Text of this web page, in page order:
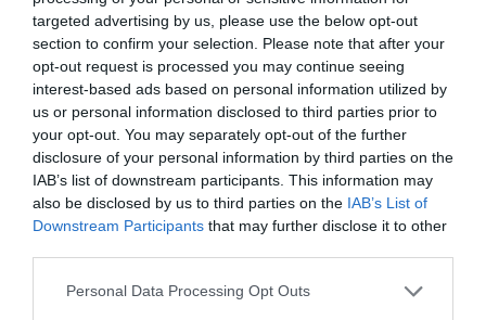
targeted advertising by us, please use the below opt-out
section to confirm your selection. Please note that after your
opt-out request is processed you may continue seeing
interest-based ads based on personal information utilized by
us or personal information disclosed to third parties prior to
your opt-out. You may separately opt-out of the further
disclosure of your personal information by third parties on the
IAB’s list of downstream participants. This information may
also be disclosed by us to third parties on the IAB’s List of
Downstream Participants that may further disclose it to other
Personal Data Processing Opt Outs
Ώρες λειτουργίας: Τρίτη, Τετάρτη, Παρασκευή,
Σάββατο & Κυριακή, 11.00 – 19.00 | Πέμπτη 11.00 –
22.00
Τοποθεσία:
Εθνικό Μουσείο Σύγχρονης Τέχνης, Καλλιρρόης και
Αμβρ. Φραντζή (πρώην εργοστάσιο ΦΙΞ) - Ισόγειο,
Αθήνα
Εθνικό Μουσείο Σύγχρονης Τέχνης
Πληροφορίες / Κρατήσεις: